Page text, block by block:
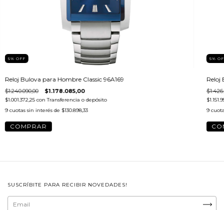
5% OFF
Reloj Bulova para Hombre Classic 96A169
$1.240.090,00 $1.178.085,00
$1.001.372,25con Transferencia o depósito
9 cuotas sin interés de $130.898,33
5%
Reloj
9
SUSCRÍBITE PARA RECIBIR NOVEDADES!